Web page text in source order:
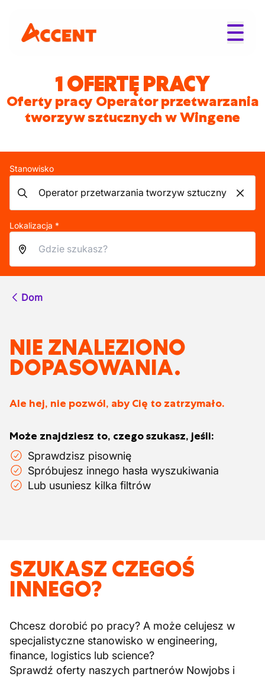
1 OFERTĘ PRACY
Oferty pracy Operator przetwarzania
tworzyw sztucznych w Wingene
Stanowisko
Lokalizacja *
Dom
NIE ZNALEZIONO
DOPASOWANIA.
Ale hej, nie pozwól, aby Cię to zatrzymało.
Może znajdziesz to, czego szukasz, jeśli:
Sprawdzisz pisownię
Spróbujesz innego hasła wyszukiwania
Lub usuniesz kilka filtrów
SZUKASZ CZEGOŚ
INNEGO?
Chcesz dorobić po pracy? A może celujesz w
specjalistyczne stanowisko w engineering,
finance, logistics lub science?
Sprawdź oferty naszych partnerów Nowjobs i